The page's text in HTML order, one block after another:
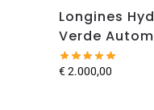
Longines
Verde
€2.000,00